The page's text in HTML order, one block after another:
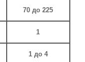
70 до 225
1
1 до 4